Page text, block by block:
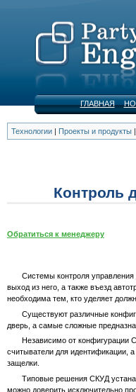
ГЛАВНАЯ
Технологии| Проекты и продукты|
Контроль
Обратиться к менеджеру
Системы контроля управления
выход из него, а также въезд
необходима тем, кто уделяет
Существуют различные
дверь, а самые сложные
Независимо от конфигурации
считыватели для идентификации,
защелки.
Типовые решения СКУД
можно доверить исключительно